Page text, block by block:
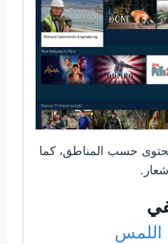
حسب المناطق، كما
اللمس